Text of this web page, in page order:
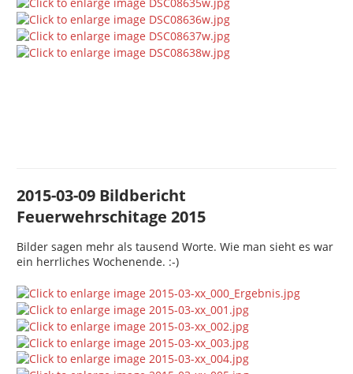
2015-03-09 Bildbericht
Feuerwehrschitage 2015
Bilder sagen mehr als tausend Worte. Wie man sieht es war
ein herrliches Wochenende. :-)